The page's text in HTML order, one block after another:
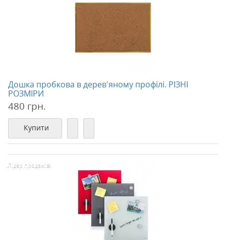
Дошка пробкова в дерев'яному профілі. РІЗНІ
РОЗМІРИ
480 грн.
Купити
Лідер продажів!